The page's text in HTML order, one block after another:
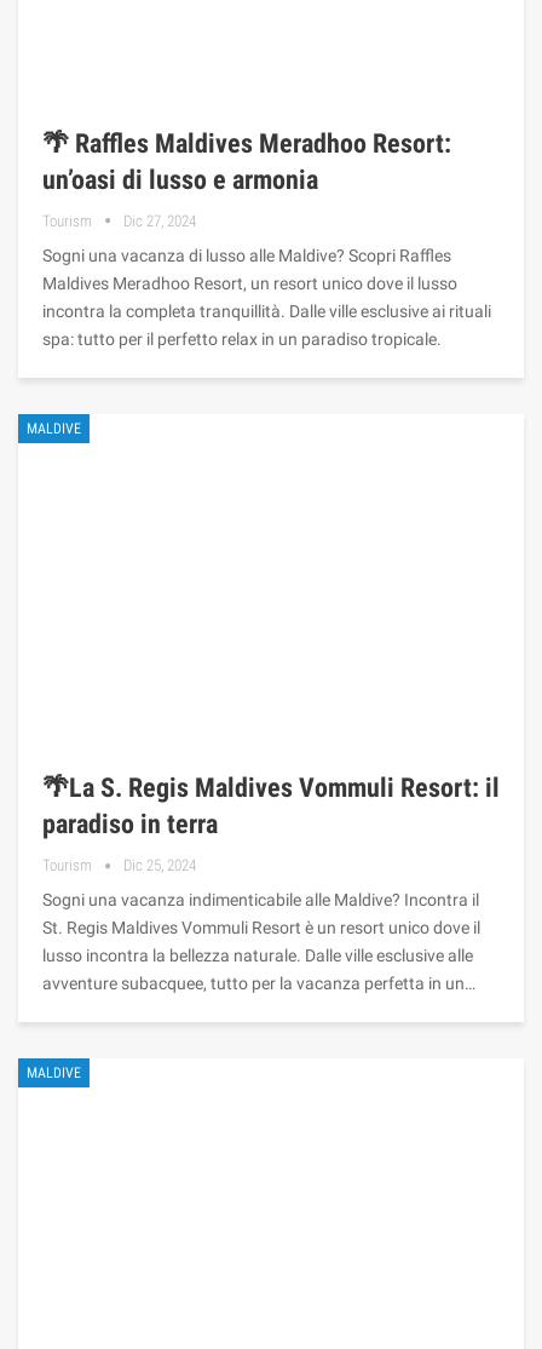
🌴 Raffles Maldives Meradhoo Resort:
un’oasi di lusso e armonia
Tourism Dic 27, 2024
Sogni una vacanza di lusso alle Maldive? Scopri Raffles
Maldives Meradhoo Resort, un resort unico dove il lusso
incontra la completa tranquillità. Dalle ville esclusive ai rituali
spa: tutto per il perfetto relax in un paradiso tropicale.
MALDIVE
🌴La S. Regis Maldives Vommuli Resort: il
paradiso in terra
Tourism Dic 25, 2024
Sogni una vacanza indimenticabile alle Maldive? Incontra il
St. Regis Maldives Vommuli Resort è un resort unico dove il
lusso incontra la bellezza naturale. Dalle ville esclusive alle
avventure subacquee, tutto per la vacanza perfetta in un…
MALDIVE